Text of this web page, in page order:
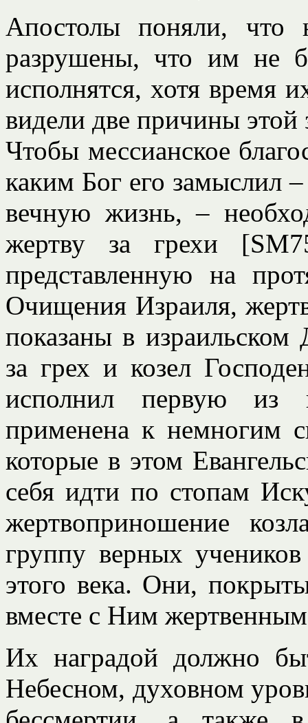
Апостолы поняли,
разрушены, что им не
исполнятся, хотя время
видели две причины этой
Чтобы мессианское
каким Бог его замыслил
вечную жизнь, –
жертву за грехи
представленную на
Очищения Израиля,
показаны в
за грех и козел
исполнил первую из
применена к немногим
которые в этом
себя идти по стопам
жертвоприношение
группу верных
этого века. Они,
вместе с Ним
Их наградой должно
Небесном, духовном